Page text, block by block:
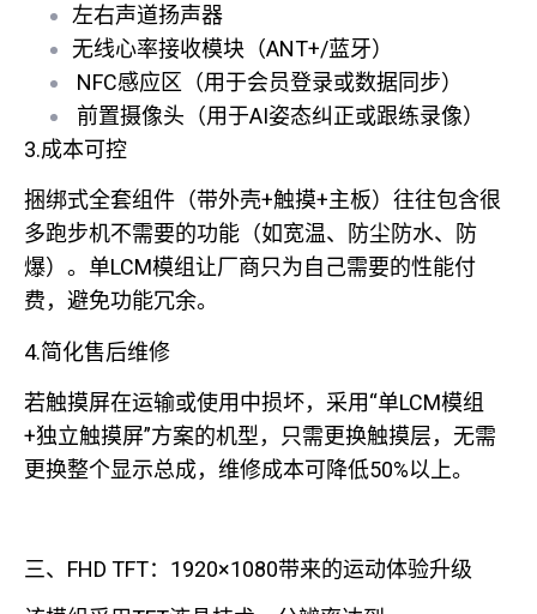
左右声道扬声器
无线心率接收模块（ANT+/蓝牙）
NFC感应区（用于会员登录或数据同步）
前置摄像头（用于AI姿态纠正或跟练录像）
3.成本可控
捆绑式全套组件（带外壳+触摸+主板）往往包含很
多跑步机不需要的功能（如宽温、防尘防水、防
爆）。单LCM模组让厂商只为自己需要的性能付
费，避免功能冗余。
4.简化售后维修
若触摸屏在运输或使用中损坏，采用“单LCM模组
+独立触摸屏”方案的机型，只需更换触摸层，无需
更换整个显示总成，维修成本可降低50%以上。
三、FHD TFT：1920×1080带来的运动体验升级